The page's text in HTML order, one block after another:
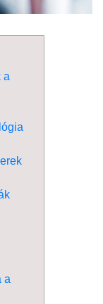
a
a